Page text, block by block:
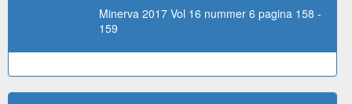
Minerva 2017 Vol 16 nummer 6 pagina 158 -
159